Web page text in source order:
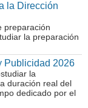
la Dirección
preparación
la preparación
Publicidad 2026
la
duración real del
dedicado por el